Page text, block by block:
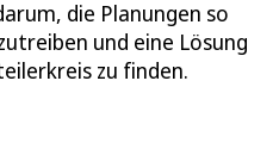
die Planungen so
und eine Lösung
zu finden.